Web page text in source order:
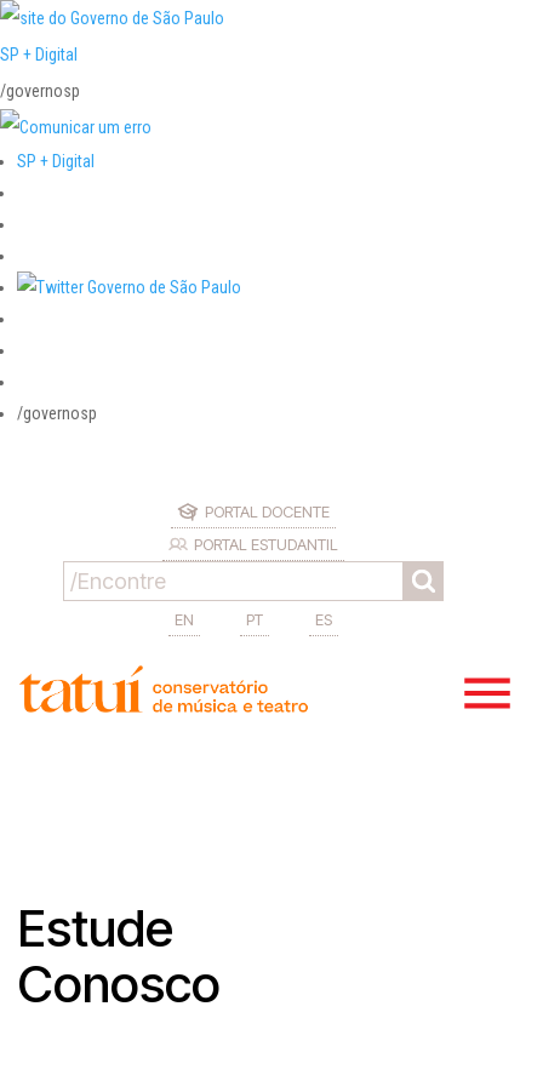
SP + Digital
/governosp
SP + Digital
/governosp
PORTAL DOCENTE
PORTAL ESTUDANTIL
EN PT ES
Estude
Conosco